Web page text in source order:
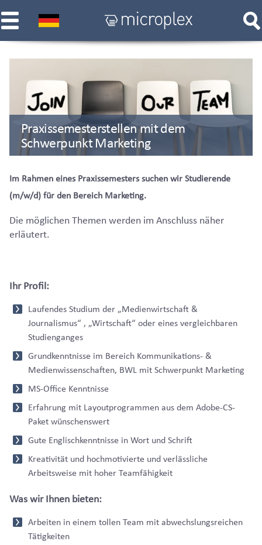
Praxissemesterstellen mit dem
Schwerpunkt Marketing
Im Rahmen eines Praxissemesters suchen wir Studierende
(m/w/d) für den Bereich Marketing.
Die möglichen Themen werden im Anschluss näher
erläutert.
Ihr Profil:
Laufendes Studium der „Medienwirtschaft &
Journalismus“ , „Wirtschaft“ oder eines vergleichbaren
Studienganges
Grundkenntnisse im Bereich Kommunikations- &
Medienwissenschaften, BWL mit Schwerpunkt Marketing
MS-Office Kenntnisse
Erfahrung mit Layoutprogrammen aus dem Adobe-CS-
Paket wünschenswert
Gute Englischkenntnisse in Wort und Schrift
Kreativität und hochmotivierte und verlässliche
Arbeitsweise mit hoher Teamfähigkeit
Was wir Ihnen bieten:
Arbeiten in einem tollen Team mit abwechslungsreichen
Tätigkeiten